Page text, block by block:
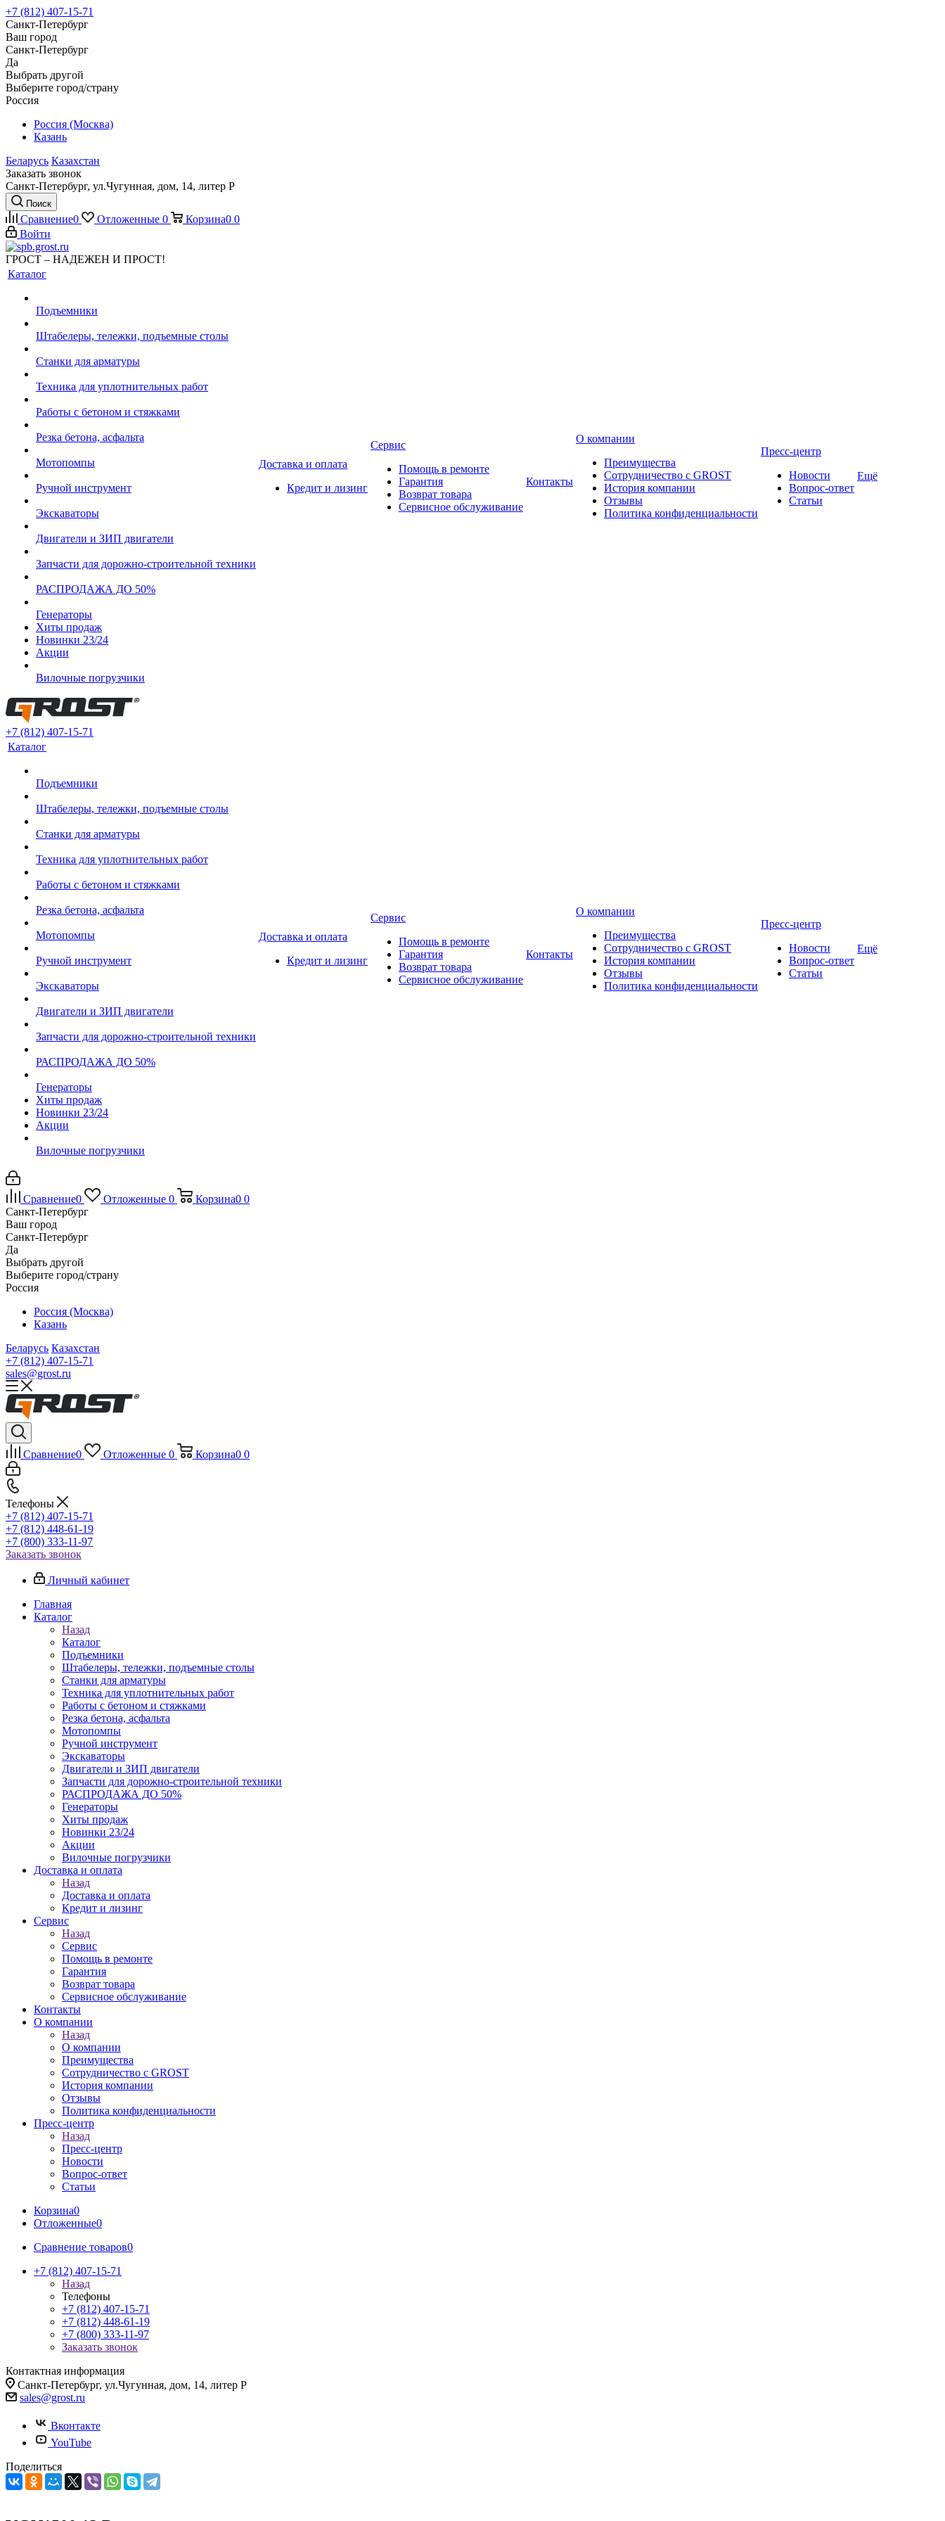
+7 (812) 407-15-71
Санкт-Петербург
Ваш город
Санкт-Петербург
Да
Выбрать другой
Выберите город/страну
Россия
Россия (Москва)
Казань
Беларусь Казахстан
Заказать звонок
Санкт-Петербург, ул.Чугунная, дом, 14, литер Р
Поиск
Сравнение0 Отложенные 0 Корзина0 0
Войти
ГРОСТ – НАДЕЖЕН И ПРОСТ!
Каталог
Подъемники
Штабелеры, тележки, подъемные столы
Станки для арматуры
Техника для уплотнительных работ
Работы с бетоном и стяжками
Резка бетона, асфальта
Мотопомпы
Ручной инструмент
Экскаваторы
Двигатели и ЗИП двигатели
Запчасти для дорожно-строительной техники
РАСПРОДАЖА ДО 50%
Генераторы
Хиты продаж
Новинки 23/24
Акции
Вилочные погрузчики
Доставка и оплата
Кредит и лизинг
Сервис
Помощь в ремонте
Гарантия
Возврат товара
Сервисное обслуживание
Контакты
О компании
Преимущества
Сотрудничество с GROST
История компании
Отзывы
Политика конфиденциальности
Пресс-центр
Новости
Вопрос-ответ
Статьи
Ещё
+7 (812) 407-15-71
Каталог
Подъемники
Штабелеры, тележки, подъемные столы
Станки для арматуры
Техника для уплотнительных работ
Работы с бетоном и стяжками
Резка бетона, асфальта
Мотопомпы
Ручной инструмент
Экскаваторы
Двигатели и ЗИП двигатели
Запчасти для дорожно-строительной техники
РАСПРОДАЖА ДО 50%
Генераторы
Хиты продаж
Новинки 23/24
Акции
Вилочные погрузчики
Доставка и оплата
Кредит и лизинг
Сервис
Помощь в ремонте
Гарантия
Возврат товара
Сервисное обслуживание
Контакты
О компании
Преимущества
Сотрудничество с GROST
История компании
Отзывы
Политика конфиденциальности
Пресс-центр
Новости
Вопрос-ответ
Статьи
Ещё
Сравнение0 Отложенные 0 Корзина0 0
Санкт-Петербург
Ваш город
Санкт-Петербург
Да
Выбрать другой
Выберите город/страну
Россия
Россия (Москва)
Казань
Беларусь Казахстан
+7 (812) 407-15-71
sales@grost.ru
Сравнение0 Отложенные 0 Корзина0 0
Телефоны
+7 (812) 407-15-71
+7 (812) 448-61-19
+7 (800) 333-11-97
Заказать звонок
Личный кабинет
Главная
Каталог
Назад
Каталог
Подъемники
Штабелеры, тележки, подъемные столы
Станки для арматуры
Техника для уплотнительных работ
Работы с бетоном и стяжками
Резка бетона, асфальта
Мотопомпы
Ручной инструмент
Экскаваторы
Двигатели и ЗИП двигатели
Запчасти для дорожно-строительной техники
РАСПРОДАЖА ДО 50%
Генераторы
Хиты продаж
Новинки 23/24
Акции
Вилочные погрузчики
Доставка и оплата
Назад
Доставка и оплата
Кредит и лизинг
Сервис
Назад
Сервис
Помощь в ремонте
Гарантия
Возврат товара
Сервисное обслуживание
Контакты
О компании
Назад
О компании
Преимущества
Сотрудничество с GROST
История компании
Отзывы
Политика конфиденциальности
Пресс-центр
Назад
Пресс-центр
Новости
Вопрос-ответ
Статьи
Корзина0
Отложенные0
Сравнение товаров0
+7 (812) 407-15-71
Назад
Телефоны
+7 (812) 407-15-71
+7 (812) 448-61-19
+7 (800) 333-11-97
Заказать звонок
Контактная информация
Санкт-Петербург, ул.Чугунная, дом, 14, литер Р
sales@grost.ru
Вконтакте
YouTube
Поделиться